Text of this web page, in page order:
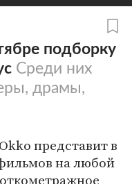
подборку
Среди них
драмы,
представит в
на любой